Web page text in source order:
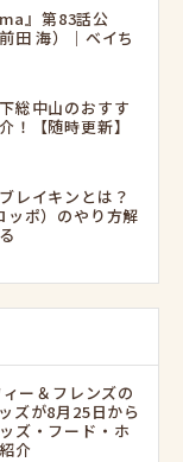
』第83話公
田 海）｜ベイち
総中山のおすす
！【随時更新】
レイキンとは？
ッポ）のやり方解
ィー＆フレンズの
ズが8月25日から
ズ・フード・ホ
介